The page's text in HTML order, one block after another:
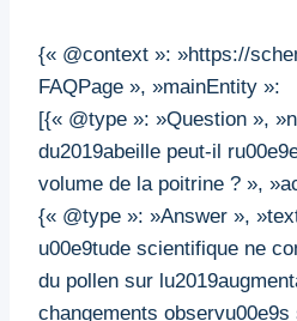
{« @context »: »https://
FAQPage », »mainEntity »:
[{« @type »: »Question »,
du2019abeille peut-il
volume de la poitrine ? »,
{« @type »: »Answer »,
u00e9tude scientifique ne
du pollen sur
changements